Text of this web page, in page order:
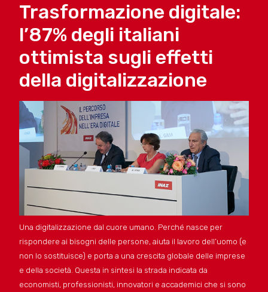
Trasformazione digitale:
l’87% degli italiani
ottimista sugli effetti
della digitalizzazione
Una digitalizzazione dal cuore umano. Perché nasce per
rispondere ai bisogni delle persone, aiuta il lavoro dell’uomo (e
non lo sostituisce) e porta a una crescita globale delle imprese
e della società. Questa in sintesi la strada indicata da
economisti, professionisti, innovatori e accademici che si sono